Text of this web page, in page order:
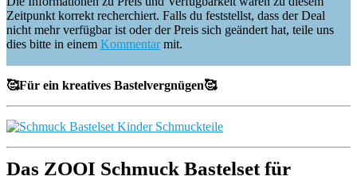
Zeitpunkt korrekt recherchiert. Falls du feststellst, dass der Deal
nicht mehr verfügbar ist oder der Preis sich geändert hat, teile uns
dies bitte in einem Kommentarmit.
🥰Für ein kreatives Bastelvergnügen🥰
Das ZOOI Schmuck Bastelset für